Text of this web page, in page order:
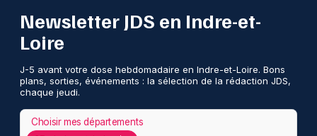
Newsletter JDS en Indre-et-
Loire
J-5 avant votre dose hebdomadaire en Indre-et-Loire. Bons
plans, sorties, événements : la sélection de la rédaction JDS,
chaque jeudi.
Choisir mes départements